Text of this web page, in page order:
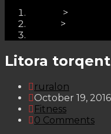
>
>
Litora
Post
author:
ruralon
Post
published:
October 19, 2016
Post
category:
Fitness
Post
0 Comments